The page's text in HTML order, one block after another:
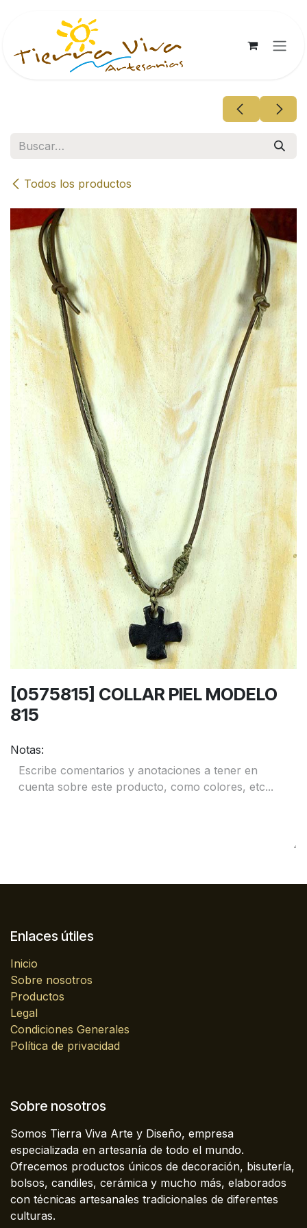
Todos los productos
[0575815] COLLAR PIEL MODELO
815
Notas:
Enlaces útiles
Inicio
Sobre nosotros
Productos
Legal
Condiciones Generales
Política de privacidad
Sobre nosotros
Somos Tierra Viva Arte y Diseño, empresa
especializada en artesanía de todo el mundo.
Ofrecemos productos únicos de decoración, bisutería,
bolsos, candiles, cerámica y mucho más, elaborados
con técnicas artesanales tradicionales de diferentes
culturas.